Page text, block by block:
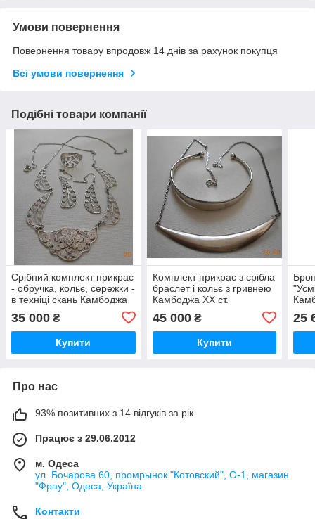
Умови повернення
Повернення товару впродовж 14 днів за рахунок покупця
Всі умови повернення
Подібні товари компанії
Срібний комплект прикрас
- обручка, кольє, сережки -
в техніці скань Камбоджа
35 000 ₴
Купити
Комплект прикрас з срібла
браслет і кольє з гривнею
Камбоджа ХХ ст.
45 000₴
Купити
25
Про нас
93% позитивних з 14 відгуків за рік
Працює з 29.06.2012
м. Одеса
ул. Бочарова 60, промрынок "Котовский", О-1, магазин
"Фрау", Одеса, Україна
Контакти